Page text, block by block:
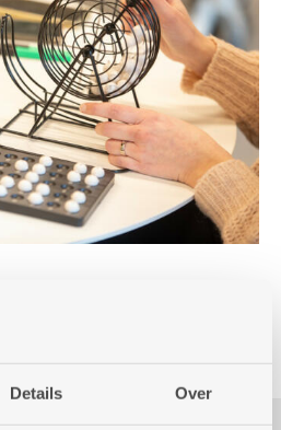
Details Over